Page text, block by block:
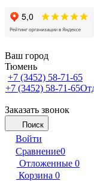
Ваш город
Тюмень
+7 (3452) 58-71-65
+7 (3452) 58-71-65
Заказать звонок
Поиск
Войти
Сравнение0
Отложенные 0
Корзина 0